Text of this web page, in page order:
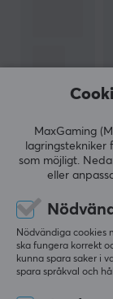
Mer än 400
nyhetsbrev.
MaxGaming
som möjligt.
eller
Nödvändiga cookies
ska fungera korrekt
kunna spara saker i
spara språkval och